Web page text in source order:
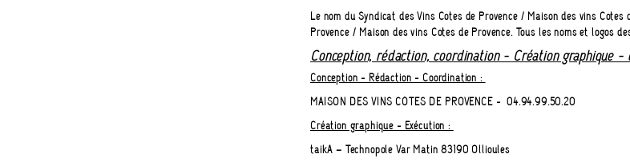
Le nom du Syndicat des Vins Côtes de Provence / Maison des vins
Provence / Maison des vins Côtes de Provence. Tous les noms et
Conception, rédaction, coordination - Création graphique -
Conception - Rédaction - Coordination :
MAISON DES VINS CÔTES DE PROVENCE - 04.94.99.50.20
Création graphique - Exécution :
taikA – Technopole Var Matin 83190 Ollioules